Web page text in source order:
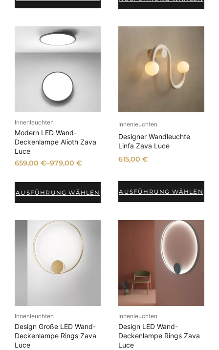
Innenleuchten
Modern LED Wand-
Deckenlampe Alioth Zava
Luce
659,00€–979,00€
AUSFÜHRUNG WÄHLEN
Innenleuchten
Designer Wandleuchte
Linfa Zava Luce
615,00 €
AUSFÜHRUNG WÄHLEN
Innenleuchten
Design Große LED Wand-
Deckenlampe Rings Zava
Luce
Innenleuchten
Design LED Wand-
Deckenlampe Rings Zava
Luce